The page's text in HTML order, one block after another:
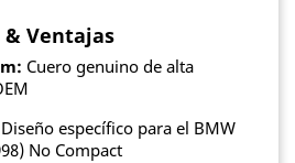
Ventajas
Cuero genuino de alta
Diseño específico para el BMW
No Compact